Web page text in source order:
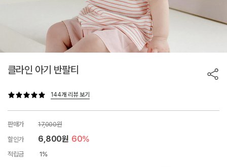
클라인 아기 반팔티
144개 리뷰 보기
판매가
17,000원
할인가
6,800원 60%
적립금 1%